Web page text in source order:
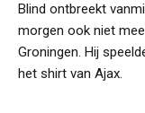
Blind ontbreekt
morgen ook niet
Groningen. Hij
het shirt van Ajax.